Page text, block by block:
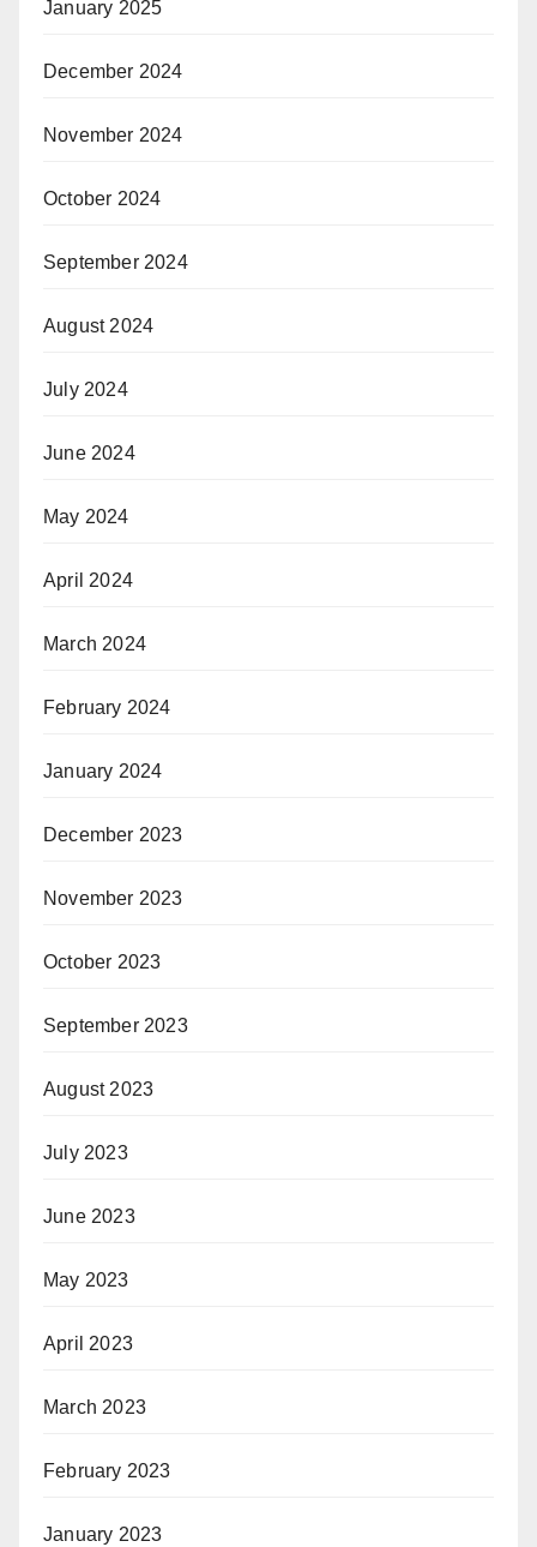
January 2025
December 2024
November 2024
October 2024
September 2024
August 2024
July 2024
June 2024
May 2024
April 2024
March 2024
February 2024
January 2024
December 2023
November 2023
October 2023
September 2023
August 2023
July 2023
June 2023
May 2023
April 2023
March 2023
February 2023
January 2023